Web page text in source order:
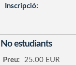
Inscripció:
No estudiants
Preu: 25.00 EUR